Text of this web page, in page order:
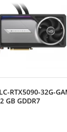
RTX5090-32G-
GB GDDR7